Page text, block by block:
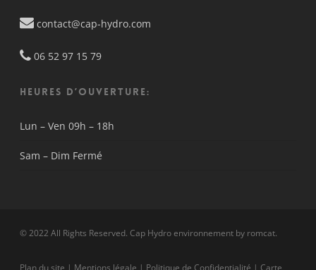
contact@cap-hydro.com
06 52 97 15 79
HEURES D’OUVERTURE:
Lun – Ven 09h – 18h
Sam – Dim Fermé
© 2022 All Rights Reserved. Cap Hydro environnement by romcat.
Plan du site | Mentions légale | Politique de Confidentialité | Carte